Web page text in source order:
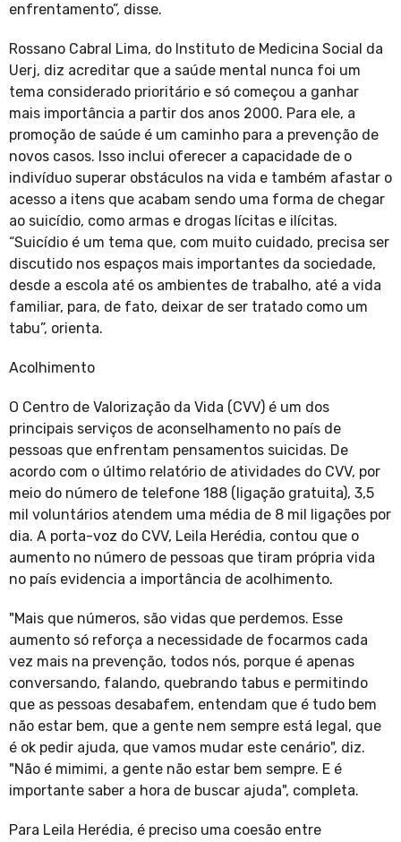
enfrentamento”, disse.
Rossano Cabral Lima, do Instituto de Medicina Social da
Uerj, diz acreditar que a saúde mental nunca foi um
tema considerado prioritário e só começou a ganhar
mais importância a partir dos anos 2000. Para ele, a
promoção de saúde é um caminho para a prevenção de
novos casos. Isso inclui oferecer a capacidade de o
indivíduo superar obstáculos na vida e também afastar o
acesso a itens que acabam sendo uma forma de chegar
ao suicídio, como armas e drogas lícitas e ilícitas.
“Suicídio é um tema que, com muito cuidado, precisa ser
discutido nos espaços mais importantes da sociedade,
desde a escola até os ambientes de trabalho, até a vida
familiar, para, de fato, deixar de ser tratado como um
tabu”, orienta.
Acolhimento
O Centro de Valorização da Vida (CVV) é um dos
principais serviços de aconselhamento no país de
pessoas que enfrentam pensamentos suicidas. De
acordo com o último relatório de atividades do CVV, por
meio do número de telefone 188 (ligação gratuita), 3,5
mil voluntários atendem uma média de 8 mil ligações por
dia. A porta-voz do CVV, Leila Herédia, contou que o
aumento no número de pessoas que tiram própria vida
no país evidencia a importância de acolhimento.
"Mais que números, são vidas que perdemos. Esse
aumento só reforça a necessidade de focarmos cada
vez mais na prevenção, todos nós, porque é apenas
conversando, falando, quebrando tabus e permitindo
que as pessoas desabafem, entendam que é tudo bem
não estar bem, que a gente nem sempre está legal, que
é ok pedir ajuda, que vamos mudar este cenário", diz.
"Não é mimimi, a gente não estar bem sempre. E é
importante saber a hora de buscar ajuda", completa.
Para Leila Herédia, é preciso uma coesão entre